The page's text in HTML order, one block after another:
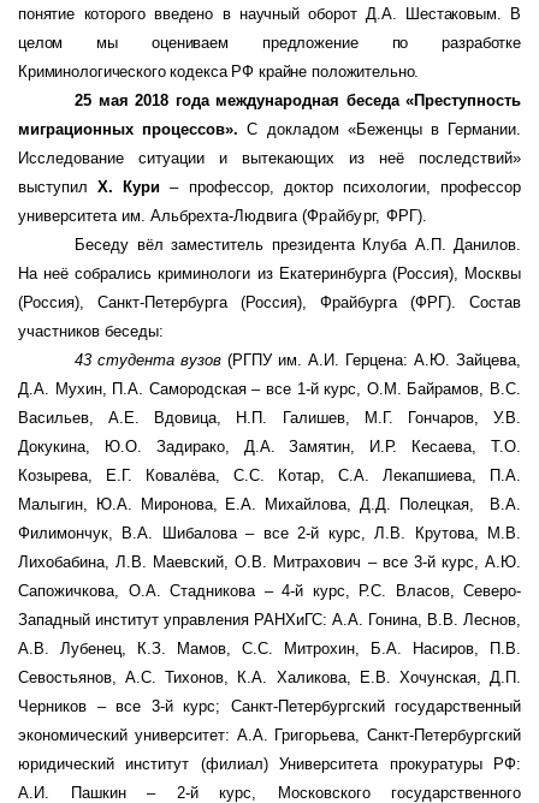
понятие которого введено в научный оборот Д.А. Шестаковым. В
целом мы оцениваем предложение по разработке
Криминологического кодекса РФ крайне положительно.
25 мая 2018 года международная беседа «Преступность
миграционных процессов».С докладом «Беженцы в Германии.
Исследование ситуации и вытекающих из неё последствий»
выступилХ. Кури– профессор, доктор психологии,профессор
университета им. Альбрехта-Людвига (Фрайбург, ФРГ).
Беседу вёл заместитель президента Клуба А.П. Данилов.
На неё собрались криминологи из Екатеринбурга (Россия), Москвы
(Россия), Санкт-Петербурга (Россия), Фрайбурга (ФРГ). Состав
участников беседы:
43 студента вузов(РГПУ им. А.И. Герцена: А.Ю. Зайцева,
Д.А. Мухин, П.А. Самородская – все 1-й курс, О.М. Байрамов, В.С.
Васильев, А.Е. Вдовица, Н.П. Галишев, М.Г. Гончаров, У.В.
Докукина, Ю.О. Задирако, Д.А. Замятин, И.Р. Кесаева, Т.О.
Козырева, Е.Г. Ковалёва, С.С. Котар, С.А. Лекапшиева, П.А.
Малыгин, Ю.А. Миронова, Е.А. Михайлова, Д.Д. Полецкая,
В.А.
Филимончук, В.А. Шибалова – все 2-й курс, Л.В. Крутова, М.В.
Лихобабина, Л.В. Маевский, О.В. Митрахович – все 3-й курс, А.Ю.
Сапожичкова, О.А. Стадникова – 4-й курс, Р.С. Власов, Северо-
Западный институт управления РАНХиГС: А.А. Гонина, В.В. Леснов,
А.В. Лубенец, К.З. Мамов, С.С. Митрохин, Б.А. Насиров, П.В.
Севостьянов, А.С. Тихонов, К.А. Халикова, Е.В. Хочунская, Д.П.
Черников – все 3-й курс; Санкт-Петербургский государственный
экономический университет: А.А. Григорьева, Санкт-Петербургский
юридический институт (филиал) Университета прокуратуры РФ:
А.И. Пашкин – 2-й курс,
Московского государственного